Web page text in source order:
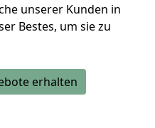
unserer Kunden in
Bestes, um sie zu
erhalten